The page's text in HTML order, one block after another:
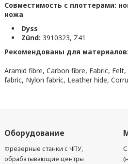
Совместимость с плоттерами:
ножа
Dyss
Zünd: 3910323, Z41
Рекомендованы для материалов:
Aramid fibre, Carbon fibre, Fabric,
fabric, Nylon fabric, Leather hide,
Оборудование
Фрезерные станки с ЧПУ,
обрабатывающие центры